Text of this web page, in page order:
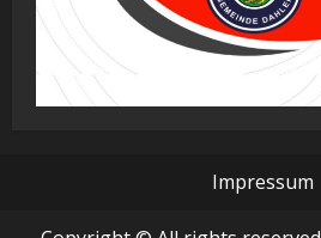
Impressum